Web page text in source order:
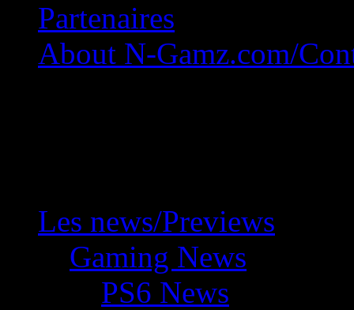
Partenaires
About N-Gamz.com/
Les news/Previews
Gaming News
PS6 News